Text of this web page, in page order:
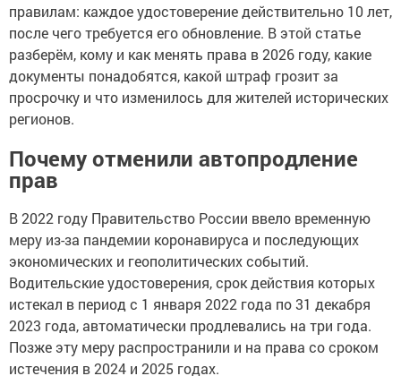
правилам: каждое удостоверение действительно 10 лет,
после чего требуется его обновление. В этой статье
разберём, кому и как менять права в 2026 году, какие
документы понадобятся, какой штраф грозит за
просрочку и что изменилось для жителей исторических
регионов.
Почему отменили автопродление
прав
В 2022 году Правительство России ввело временную
меру из-за пандемии коронавируса и последующих
экономических и геополитических событий.
Водительские удостоверения, срок действия которых
истекал в период с 1 января 2022 года по 31 декабря
2023 года, автоматически продлевались на три года.
Позже эту меру распространили и на права со сроком
истечения в 2024 и 2025 годах.